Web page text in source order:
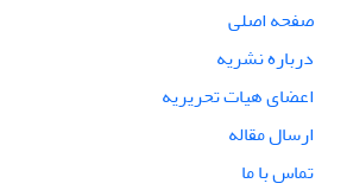
صفحه اصلی
درباره نشریه
اعضای هیات تحریریه
ارسال مقاله
تماس با ما